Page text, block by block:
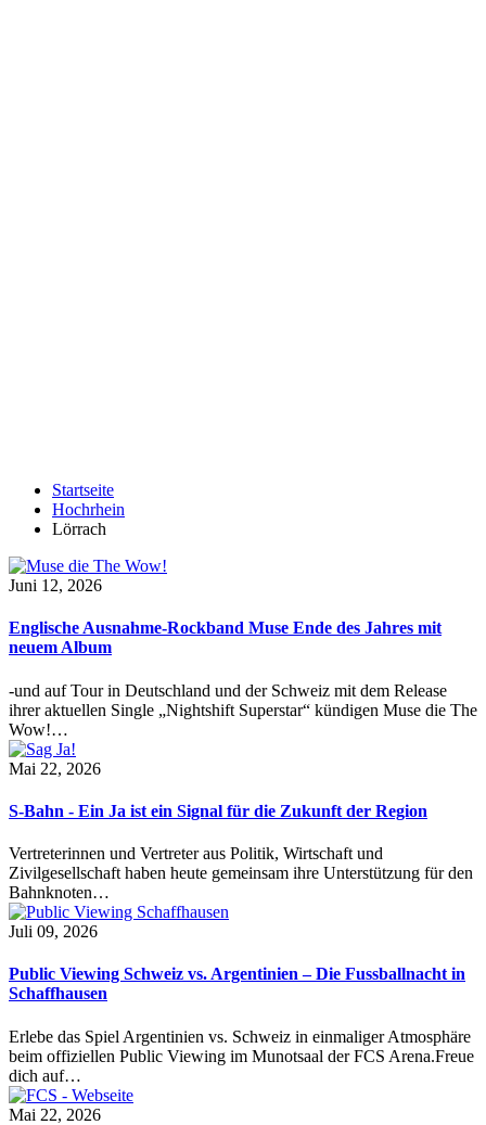
Startseite
Hochrhein
Lörrach
Juni 12, 2026
Englische Ausnahme-Rockband Muse Ende des Jahres mit
neuem Album
-und auf Tour in Deutschland und der Schweiz mit dem Release
ihrer aktuellen Single „Nightshift Superstar“ kündigen Muse die The
Wow!…
Mai 22, 2026
S-Bahn - Ein Ja ist ein Signal für die Zukunft der Region
Vertreterinnen und Vertreter aus Politik, Wirtschaft und
Zivilgesellschaft haben heute gemeinsam ihre Unterstützung für den
Bahnknoten…
Juli 09, 2026
Public Viewing Schweiz vs. Argentinien – Die Fussballnacht in
Schaffhausen
Erlebe das Spiel Argentinien vs. Schweiz in einmaliger Atmosphäre
beim offiziellen Public Viewing im Munotsaal der FCS Arena.Freue
dich auf…
Mai 22, 2026